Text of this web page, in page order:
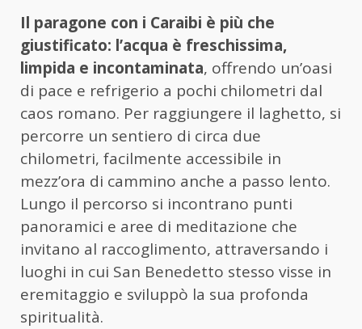
Il paragone con i Caraibi è più che
giustificato: l’acqua è freschissima,
limpida e incontaminata, offrendo un’oasi
di pace e refrigerio a pochi chilometri dal
caos romano. Per raggiungere il laghetto, si
percorre un sentiero di circa due
chilometri, facilmente accessibile in
mezz’ora di cammino anche a passo lento.
Lungo il percorso si incontrano punti
panoramici e aree di meditazione che
invitano al raccoglimento, attraversando i
luoghi in cui San Benedetto stesso visse in
eremitaggio e sviluppò la sua profonda
spiritualità.